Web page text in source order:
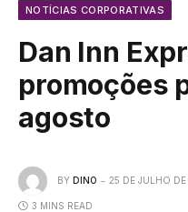
NOTÍCIAS CORPORATIVAS
Dan Inn
promoções
agosto
BY DINO 25 DE JULHO
3 MINS READ